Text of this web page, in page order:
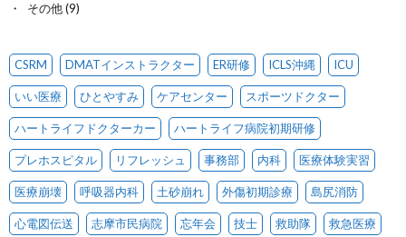
その他(9)
CSRM DMATインストラクター ER研修 ICLS沖縄 ICU
いい医療 ひとやすみ ケアセンター スポーツドクター
ハートライフドクターカー ハートライフ病院初期研修
プレホスピタル リフレッシュ 事務部 内科 医療体験実習
医療崩壊 呼吸器内科 土砂崩れ 外傷初期診療 島尻消防
心電図伝送 志摩市民病院 忘年会 技士 救助隊 救急医療